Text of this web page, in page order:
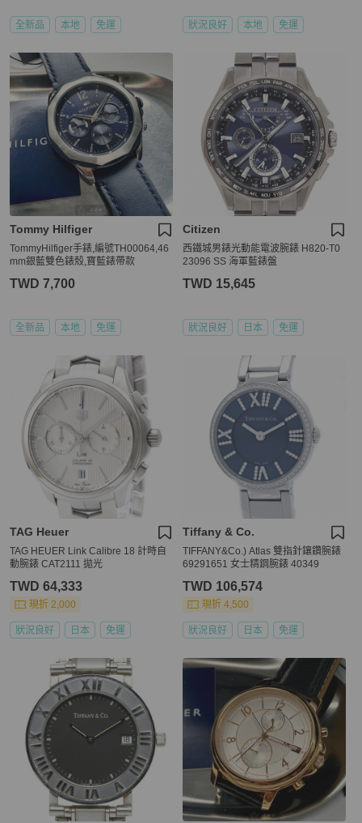
全新品 本地 免運 狀況良好 本地 免運
Tommy Hilfiger
TommyHilfiger手錶,編號TH00064,46
mm銀藍雙色錶殼,寶藍錶帶款
TWD 7,700
全新品 本地 免運
Citizen
西鐵城男錶光動能電波腕錶 H820-T0
23096 SS 海軍藍錶盤
TWD 15,645
狀況良好 日本 免運
TAG Heuer
TAG HEUER Link Calibre 18 計時自
動腕錶 CAT2111 拋光
TWD 64,333
現折 2,000
狀況良好 日本 免運
Tiffany & Co.
TIFFANY&Co.) Atlas 雙指針鑲鑽腕錶
69291651 女士精鋼腕錶 40349
TWD 106,574
現折 4,500
狀況良好 日本 免運